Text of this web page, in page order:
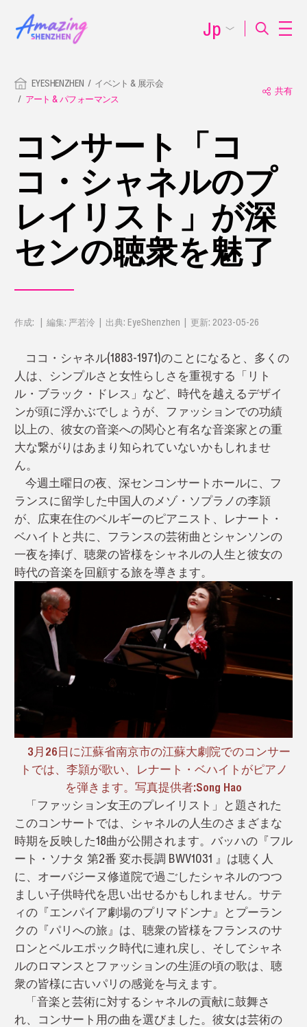
EYESHENZHEN
イベント & 展示会
アート & パフォーマンス
共有
コンサート「コ
コ・シャネルのプ
レイリスト」が深
センの聴衆を魅了
作成: | 編集: 严若泠 | 出典: EyeShenzhen | 更新: 2023-05-26
ココ・シャネル(1883-1971)のことになると、多くの
人は、シンプルさと女性らしさを重視する「リト
ル・ブラック・ドレス」など、時代を越えるデザイ
ンが頭に浮かぶでしょうが、ファッションでの功績
以上の、彼女の音楽への関心と有名な音楽家との重
大な繋がりはあまり知られていないかもしれませ
ん。
今週土曜日の夜、深センコンサートホールに、フ
ランスに留学した中国人のメゾ・ソプラノの李頴
が、広東在住のベルギーのピアニスト、レナート・
ベハイトと共に、フランスの芸術曲とシャンソンの
一夜を捧げ、聴衆の皆様をシャネルの人生と彼女の
時代の音楽を回顧する旅を導きます。
3月26日に江蘇省南京市の江蘇大劇院でのコンサー
トでは、李頴が歌い、レナート・ベハイトがピアノ
を弾きます。写真提供者:Song Hao
「ファッション女王のプレイリスト」と題された
このコンサートでは、シャネルの人生のさまざまな
時期を反映した18曲が公開されます。バッハの『フル
ート・ソナタ 第2番 変ホ長調 BWV1031 』は聴く人
に、オーバジーヌ修道院で過ごしたシャネルのつつ
ましい子供時代を思い出せるかもしれません。サテ
ィの『エンパイア劇場のプリマドンナ』とプーラン
クの『パリへの旅』は、聴衆の皆様をフランスのサ
ロンとベルエポック時代に連れ戻し、そしてシャネ
ルのロマンスとファッションの生涯の頃の歌は、聴
衆の皆様に古いパリの感覚を与えます。
「音楽と芸術に対するシャネルの貢献に鼓舞さ
れ、コンサート用の曲を選びました。彼女は芸術の
Jp